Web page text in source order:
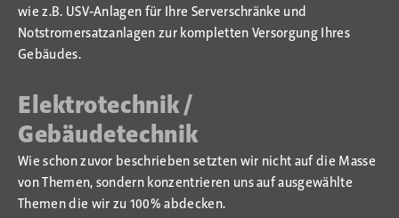
wie z.B. USV-Anlagen für Ihre Serverschränke und
Notstromersatzanlagen zur kompletten Versorgung Ihres
Gebäudes.
Elektrotechnik /
Gebäudetechnik
Wie schon zuvor beschrieben setzten wir nicht auf die Masse
von Themen, sondern konzentrieren uns auf ausgewählte
Themen die wir zu 100% abdecken.